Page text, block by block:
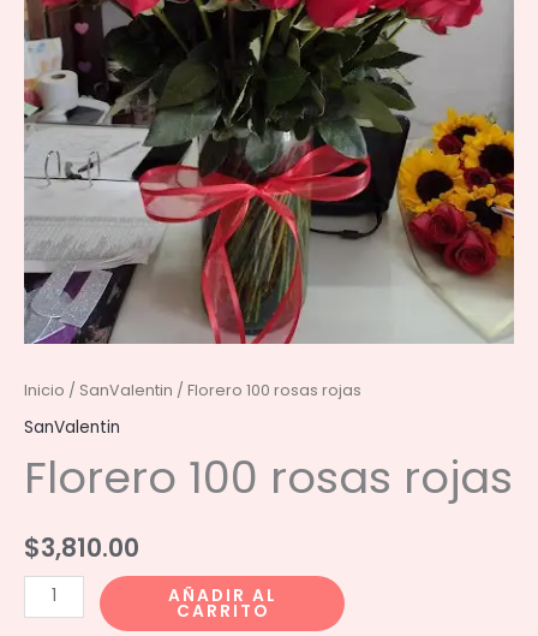
Inicio / SanValentin / Florero 100 rosas rojas
SanValentin
Florero 100 rosas rojas
$3,810.00
Florero
100
AÑADIR AL
CARRITO